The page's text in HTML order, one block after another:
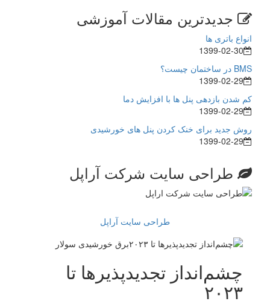
جدیدترین مقالات آموزشی
انواع باتری ها
1399-02-30
BMS در ساختمان چیست؟
1399-02-29
کم شدن بازدهی پنل ها با افزایش دما
1399-02-29
روش جدید برای خنک کردن پنل های خورشیدی
1399-02-29
طراحی سایت شرکت آراپل
طراحی سایت آراپل
چشم‌انداز تجدید‌پذیرها تا
۲۰۲۳